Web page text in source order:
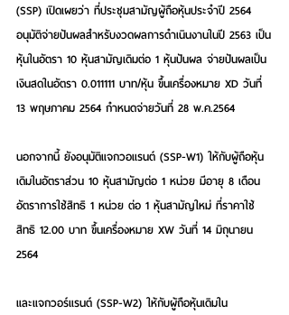
(SSP) เปิดเผยว่า ที่ประชุมสามัญผู้ถือหุ้นประจำปี 2564
อนุมัติจ่ายปันผลสำหรับงวดผลการดำเนินงานในปี 2563 เป็น
หุ้นในอัตรา 10 หุ้นสามัญเดิมต่อ 1 หุ้นปันผล จ่ายปันผลเป็น
เงินสดในอัตรา 0.011111 บาท/หุ้น ขึ้นเครื่องหมาย XD วันที่
13 พฤษภาคม 2564 กำหนดจ่ายวันที่ 28 พ.ค.2564
นอกจากนี้ ยังอนุมัติแจกวอแรนต์ (SSP-W1) ให้กับผู้ถือหุ้น
เดิมในอัตราส่วน 10 หุ้นสามัญต่อ 1 หน่วย มีอายุ 8 เดือน
อัตราการใช้สิทธิ 1 หน่วย ต่อ 1 หุ้นสามัญใหม่ ที่ราคาใช้
สิทธิ 12.00 บาท ขึ้นเครื่องหมาย XW วันที่ 14 มิถุนายน
2564
และแจกวอร์แรนต์ (SSP-W2) ให้กับผู้ถือหุ้นเดิมใน